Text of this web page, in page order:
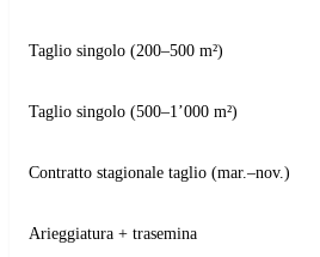
Taglio singolo (200–500 m²)
Taglio singolo (500–1’000 m²)
Contratto stagionale taglio (mar.–nov.)
Arieggiatura + trasemina